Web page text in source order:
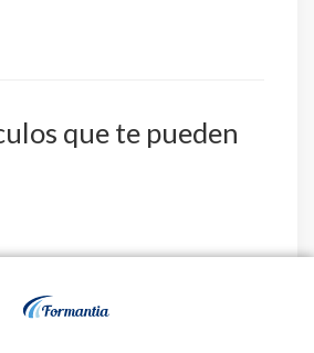
que te pueden
3
El Instituto Nacional
aprueba la relaci...